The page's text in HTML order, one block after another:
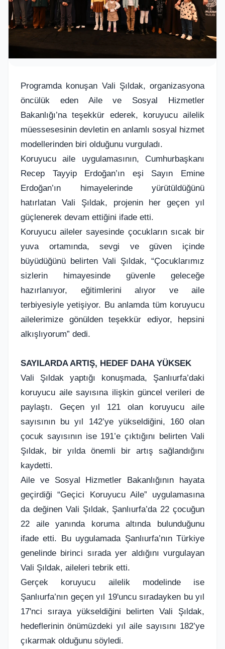
Programda konuşan Vali Şıldak, organizasyona
öncülük eden Aile ve Sosyal Hizmetler
Bakanlığı’na teşekkür ederek, koruyucu ailelik
müessesesinin devletin en anlamlı sosyal hizmet
modellerinden biri olduğunu vurguladı.
Koruyucu aile uygulamasının, Cumhurbaşkanı
Recep Tayyip Erdoğan’ın eşi Sayın Emine
Erdoğan’ın himayelerinde yürütüldüğünü
hatırlatan Vali Şıldak, projenin her geçen yıl
güçlenerek devam ettiğini ifade etti.
Koruyucu aileler sayesinde çocukların sıcak bir
yuva ortamında, sevgi ve güven içinde
büyüdüğünü belirten Vali Şıldak, “Çocuklarımız
sizlerin himayesinde güvenle geleceğe
hazırlanıyor, eğitimlerini alıyor ve aile
terbiyesiyle yetişiyor. Bu anlamda tüm koruyucu
ailelerimize gönülden teşekkür ediyor, hepsini
alkışlıyorum” dedi.
SAYILARDA ARTIŞ, HEDEF DAHA YÜKSEK
Vali Şıldak yaptığı konuşmada, Şanlıurfa’daki
koruyucu aile sayısına ilişkin güncel verileri de
paylaştı. Geçen yıl 121 olan koruyucu aile
sayısının bu yıl 142’ye yükseldiğini, 160 olan
çocuk sayısının ise 191’e çıktığını belirten Vali
Şıldak, bir yılda önemli bir artış sağlandığını
kaydetti.
Aile ve Sosyal Hizmetler Bakanlığının hayata
geçirdiği “Geçici Koruyucu Aile” uygulamasına
da değinen Vali Şıldak, Şanlıurfa’da 22 çocuğun
22 aile yanında koruma altında bulunduğunu
ifade etti. Bu uygulamada Şanlıurfa’nın Türkiye
genelinde birinci sırada yer aldığını vurgulayan
Vali Şıldak, aileleri tebrik etti.
Gerçek koruyucu ailelik modelinde ise
Şanlıurfa’nın geçen yıl 19'uncu sıradayken bu yıl
17'nci sıraya yükseldiğini belirten Vali Şıldak,
hedeflerinin önümüzdeki yıl aile sayısını 182’ye
çıkarmak olduğunu söyledi.